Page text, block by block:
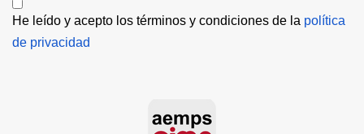
He leído y acepto los términos y condiciones de la política
de privacidad